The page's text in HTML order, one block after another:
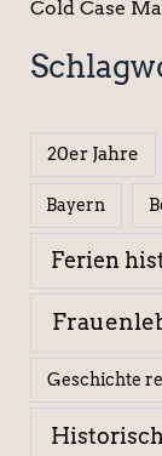
Cold Case
20er Jahre
Bayern
Ferien
Geschichte